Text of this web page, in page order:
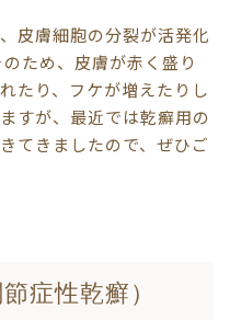
皮膚細胞の分裂が活発化
ため、皮膚が赤く盛り
たり、フケが増えたりし
すが、最近では乾癬用の
てきましたので、ぜひご
症性乾癬）